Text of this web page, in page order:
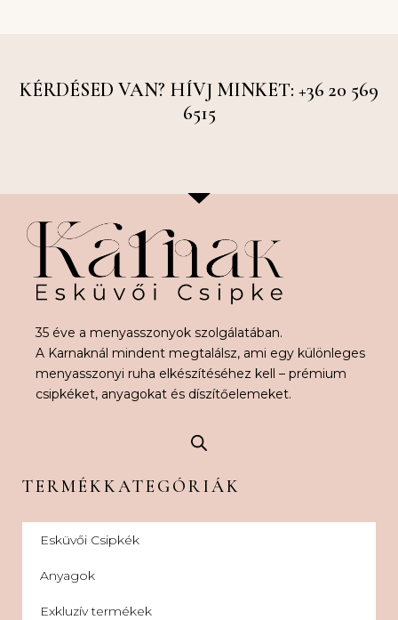
KÉRDÉSED VAN? HÍVJ MINKET: +36 20 569
6515
35 éve a menyasszonyok szolgálatában.
A Karnaknál mindent megtalálsz, ami egy különleges
menyasszonyi ruha elkészítéséhez kell – prémium
csipkéket, anyagokat és díszítőelemeket.
TERMÉKKATEGÓRIÁK
Esküvői Csipkék
Anyagok
Exkluzív termékek